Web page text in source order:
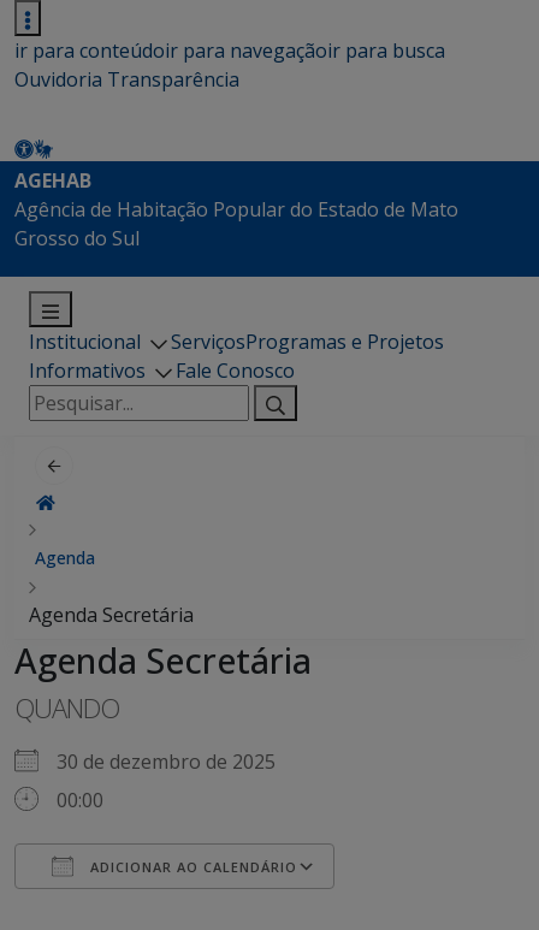
ir para conteúdoir para navegaçãoir para busca
Ouvidoria Transparência
AGEHAB
Agência de Habitação Popular do Estado de Mato
Grosso do Sul
Institucional ServiçosProgramas e Projetos
Informativos
Fale Conosco
Pesquisar
por:
Agenda
Agenda Secretária
Agenda Secretária
QUANDO
30 de dezembro de 2025
00:00
ADICIONAR AO CALENDÁRIO